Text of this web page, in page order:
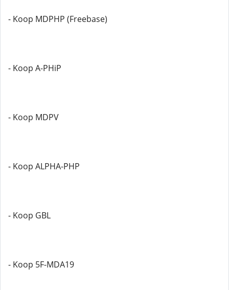
- Koop MDPHP (Freebase)
- Koop A-PHiP
- Koop MDPV
- Koop ALPHA-PHP
- Koop GBL
- Koop 5F-MDA19